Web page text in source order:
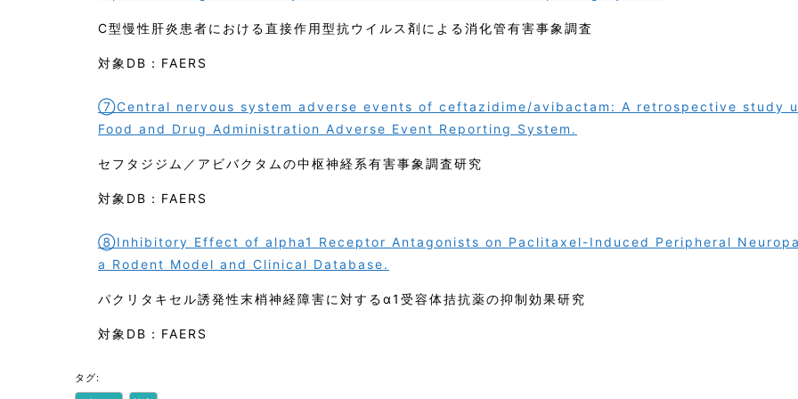
C型慢性肝炎患者における直接作用型抗ウイルス剤による消化管有害事象調査
対象DB：FAERS
⑦Central nervous system adverse events of ceftazidime/avibactam: A retrospective study
Food and Drug Administration Adverse Event Reporting System.
セフタジジム／アビバクタムの中枢神経系有害事象調査研究
対象DB：FAERS
⑧Inhibitory Effect of alpha1 Receptor Antagonists on Paclitaxel-Induced Peripheral
a Rodent Model and Clinical Database.
パクリタキセル誘発性末梢神経障害に対するα1受容体拮抗薬の抑制効果研究
対象DB：FAERS
タグ: